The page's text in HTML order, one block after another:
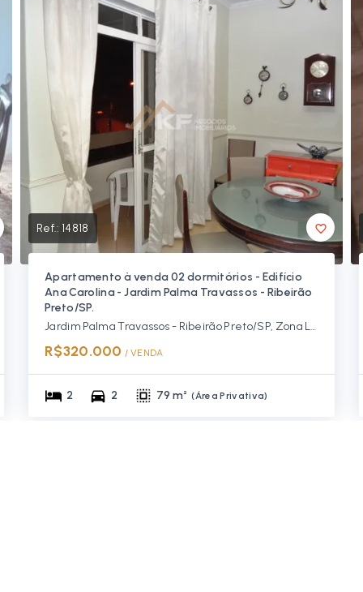
Ref.: 14818
Apartamento à venda 02 dormitórios - Edifício
Ana Carolina - Jardim Palma Travassos - Ribeirão
Preto/SP.
Jardim Palma Travassos - Ribeirão Preto/SP, Zona Leste
R$320.000 / VENDA
2 2 79 m² (Área Privativa)